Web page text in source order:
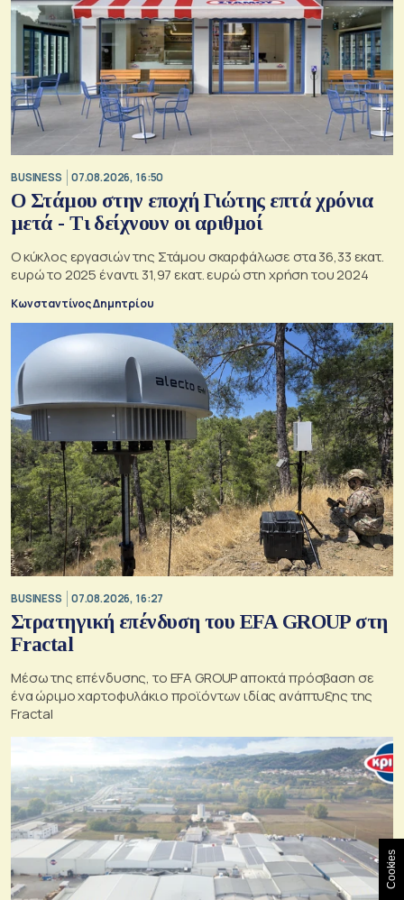
BUSINESS 07.08.2026, 16:50
Ο Στάμου στην εποχή Γιώτης επτά χρόνια
μετά - Τι δείχνουν οι αριθμοί
Ο κύκλος εργασιών της Στάμου σκαρφάλωσε στα 36,33 εκατ.
ευρώ το 2025 έναντι 31,97 εκατ. ευρώ στη χρήση του 2024
Κωνσταντίνος Δημητρίου
BUSINESS 07.08.2026, 16:27
Στρατηγική επένδυση του EFA GROUP στη
Fractal
Μέσω της επένδυσης, το EFA GROUP αποκτά πρόσβαση σε
ένα ώριμο χαρτοφυλάκιο προϊόντων ιδίας ανάπτυξης της
Fractal
Cookies